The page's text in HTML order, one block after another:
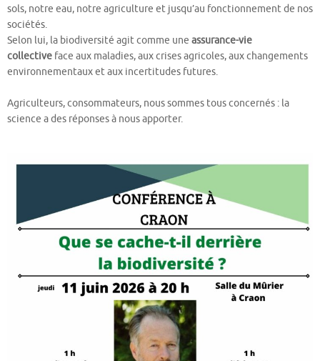
sols, notre eau, notre agriculture et jusqu’au fonctionnement de nos
sociétés.
Selon lui, la biodiversité agit comme une assurance-vie
collective face aux maladies, aux crises agricoles, aux changements
environnementaux et aux incertitudes futures.
Agriculteurs, consommateurs, nous sommes tous concernés : la
science a des réponses à nous apporter.